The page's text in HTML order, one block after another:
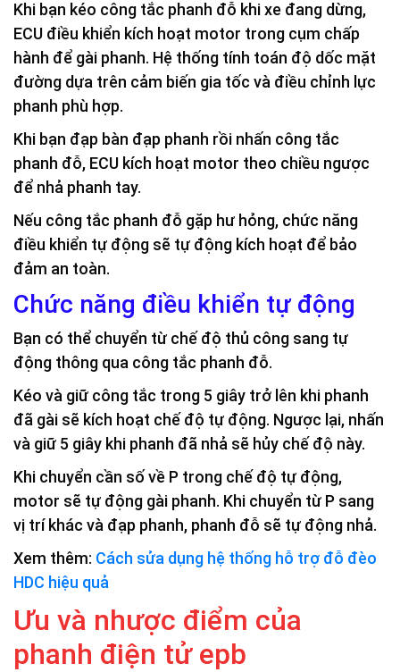
Khi bạn kéo công tắc phanh đỗ khi xe đang dừng,
ECU điều khiển kích hoạt motor trong cụm chấp
hành để gài phanh. Hệ thống tính toán độ dốc mặt
đường dựa trên cảm biến gia tốc và điều chỉnh lực
phanh phù hợp.
Khi bạn đạp bàn đạp phanh rồi nhấn công tắc
phanh đỗ, ECU kích hoạt motor theo chiều ngược
để nhả phanh tay.
Nếu công tắc phanh đỗ gặp hư hỏng, chức năng
điều khiển tự động sẽ tự động kích hoạt để bảo
đảm an toàn.
Chức năng điều khiển tự động
Bạn có thể chuyển từ chế độ thủ công sang tự
động thông qua công tắc phanh đỗ.
Kéo và giữ công tắc trong 5 giây trở lên khi phanh
đã gài sẽ kích hoạt chế độ tự động. Ngược lại, nhấn
và giữ 5 giây khi phanh đã nhả sẽ hủy chế độ này.
Khi chuyển cần số về P trong chế độ tự động,
motor sẽ tự động gài phanh. Khi chuyển từ P sang
vị trí khác và đạp phanh, phanh đỗ sẽ tự động nhả.
Xem thêm: Cách sửa dụng hệ thống hỗ trợ đỗ đèo
HDC hiệu quả
Ưu và nhược điểm của
phanh điện tử epb